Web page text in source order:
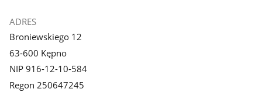
stopka
ADRES
Broniewskiego 12
63-600 Kępno
NIP 916-12-10-584
Regon 250647245